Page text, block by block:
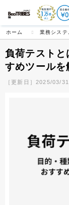
ホーム 業務システ
負荷テスト
すめツールを
［更新日］2025/03/31